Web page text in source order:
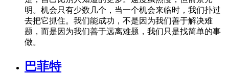
明。机会只有少数几个，当一个机会来临时，我们扑过
去把它抓住。我们能成功，不是因为我们善于解决难
题，而是因为我们善于远离难题，我们只是找简单的事
做。
巴菲特